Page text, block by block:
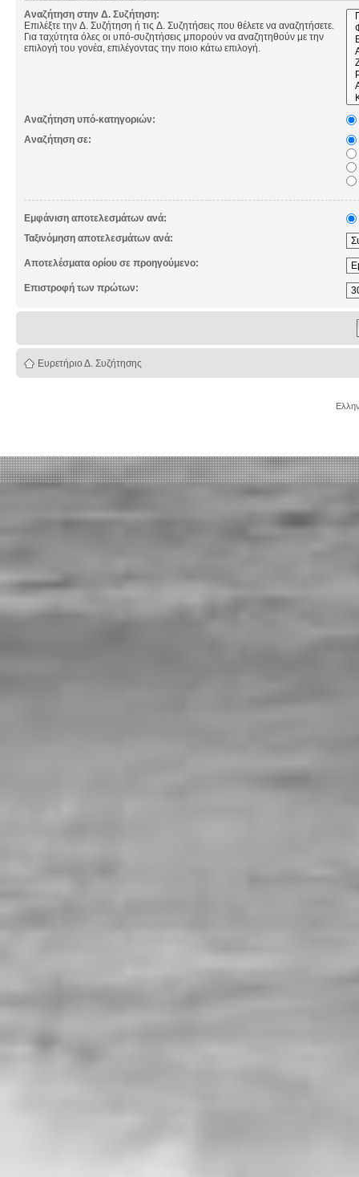
Αναζήτηση στην Δ. Συζήτηση:
Επιλέξτε την Δ. Συζήτηση ή τις Δ. Συζητήσεις που θέλετε να αναζητήσετε.
Για ταχύτητα όλες οι υπό-συζητήσεις μπορούν να αναζητηθούν με την
επιλογή του γονέα, επιλέγοντας την ποιο κάτω επιλογή.
Αναζήτηση υπό-κατηγοριών:
Αναζήτηση σε:
Εμφάνιση αποτελεσμάτων ανά:
Ταξινόμηση αποτελεσμάτων ανά:
Αποτελέσματα ορίου σε προηγούμενο:
Επιστροφή των πρώτων:
Ευρετήριο Δ. Συζήτησης